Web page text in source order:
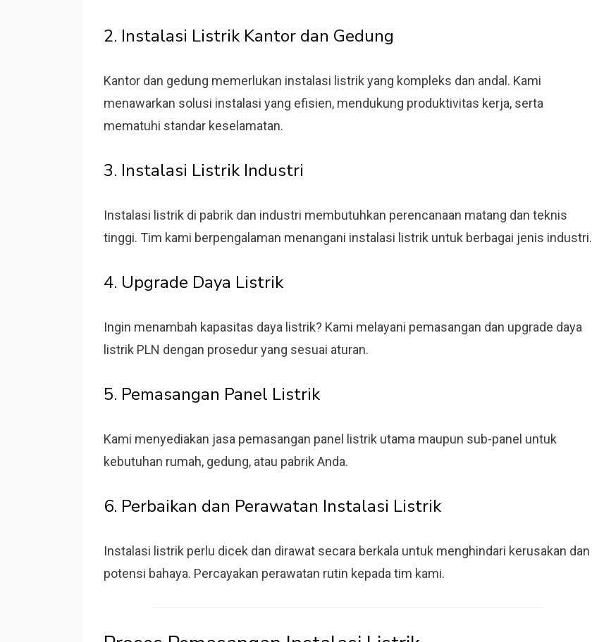
2. Instalasi Listrik Kantor dan Gedung
Kantor dan gedung memerlukan instalasi listrik yang kompleks dan andal. Kami
menawarkan solusi instalasi yang efisien, mendukung produktivitas kerja, serta
mematuhi standar keselamatan.
3. Instalasi Listrik Industri
Instalasi listrik di pabrik dan industri membutuhkan perencanaan matang dan teknis
tinggi. Tim kami berpengalaman menangani instalasi listrik untuk berbagai jenis industri.
4. Upgrade Daya Listrik
Ingin menambah kapasitas daya listrik? Kami melayani pemasangan dan upgrade daya
listrik PLN dengan prosedur yang sesuai aturan.
5. Pemasangan Panel Listrik
Kami menyediakan jasa pemasangan panel listrik utama maupun sub-panel untuk
kebutuhan rumah, gedung, atau pabrik Anda.
6. Perbaikan dan Perawatan Instalasi Listrik
Instalasi listrik perlu dicek dan dirawat secara berkala untuk menghindari kerusakan dan
potensi bahaya. Percayakan perawatan rutin kepada tim kami.